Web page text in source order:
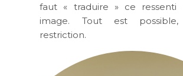
faut « traduire » ce ressenti
image. Tout est possible,
restriction.